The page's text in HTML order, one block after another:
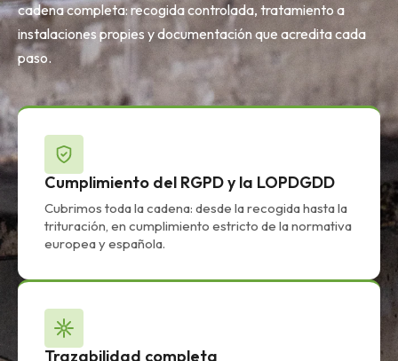
cadena completa: recogida controlada, tratamiento a
instalaciones propies y documentación que acredita cada
paso.
Cumplimiento del RGPD y la LOPDGDD
Cubrimos toda la cadena: desde la recogida hasta la
trituración, en cumplimiento estricto de la normativa
europea y española.
Trazabilidad completa